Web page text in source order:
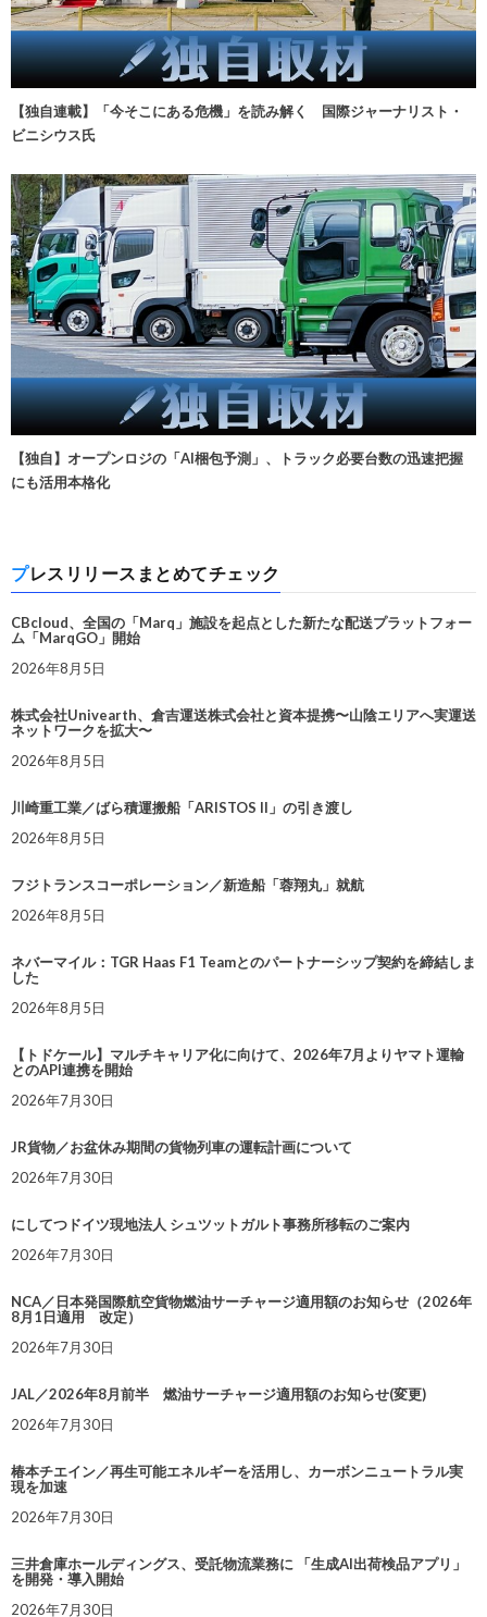
【独自連載】「今そこにある危機」を読み解く 国際ジャーナリスト・
ビニシウス氏
【独自】オープンロジの「AI梱包予測」、トラック必要台数の迅速把握
にも活用本格化
プレスリリースまとめてチェック
CBcloud、全国の「Marq」施設を起点とした新たな配送プラットフォー
ム「MarqGO」開始
2026年8月5日
株式会社Univearth、倉吉運送株式会社と資本提携〜山陰エリアへ実運送
ネットワークを拡大〜
2026年8月5日
川崎重工業／ばら積運搬船「ARISTOS II」の引き渡し
2026年8月5日
フジトランスコーポレーション／新造船「蓉翔丸」就航
2026年8月5日
ネバーマイル：TGR Haas F1 Teamとのパートナーシップ契約を締結しま
した
2026年8月5日
【トドケール】マルチキャリア化に向けて、2026年7月よりヤマト運輸
とのAPI連携を開始
2026年7月30日
JR貨物／お盆休み期間の貨物列車の運転計画について
2026年7月30日
にしてつドイツ現地法人 シュツットガルト事務所移転のご案内
2026年7月30日
NCA／日本発国際航空貨物燃油サーチャージ適用額のお知らせ（2026年
8月1日適用 改定）
2026年7月30日
JAL／2026年8月前半 燃油サーチャージ適用額のお知らせ(変更)
2026年7月30日
椿本チエイン／再生可能エネルギーを活用し、カーボンニュートラル実
現を加速
2026年7月30日
三井倉庫ホールディングス、受託物流業務に 「生成AI出荷検品アプリ」
を開発・導入開始
2026年7月30日